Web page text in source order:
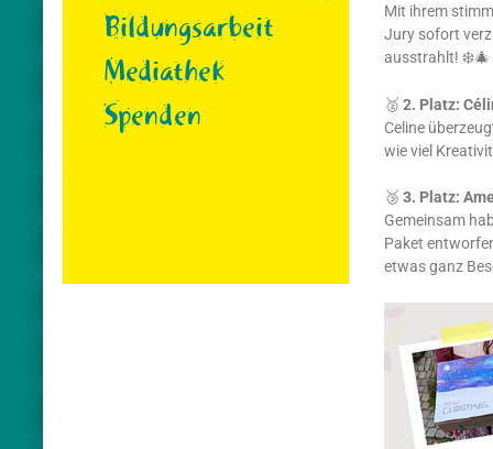
Bildungsarbeit
Mediathek
Spenden
Mit ihrem
Jury sofort
ausstrahlt! ❄️🎄
🥈 2. Platz:
Celine
wie viel
🥉 3. Platz:
Gemeinsam
Paket
etwas ganz